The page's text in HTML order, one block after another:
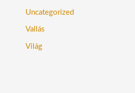
Uncategorized
Vallás
Világ